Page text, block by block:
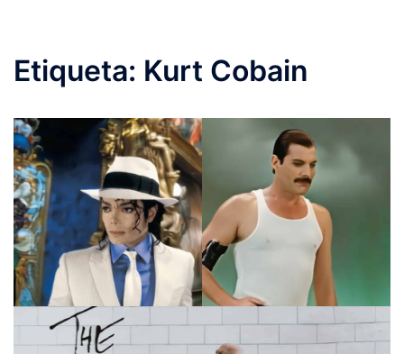
Etiqueta: Kurt Cobain